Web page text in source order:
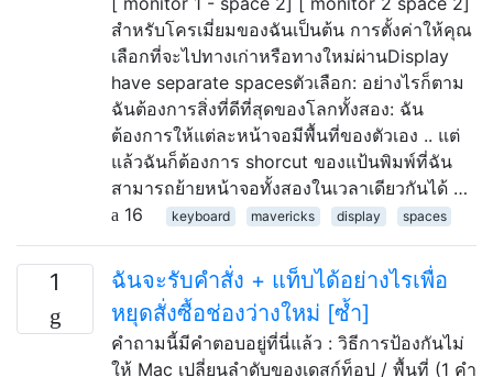
สำหรับโครเมี่ยมของฉันเป็นต้น การตั้งค่าให้คุณ
เลือกที่จะไปทางเก่าหรือทางใหม่ผ่านDisplay
have separate spacesตัวเลือก: อย่างไรก็ตาม
ฉันต้องการสิ่งที่ดีที่สุดของโลกทั้งสอง: ฉัน
ต้องการให้แต่ละหน้าจอมีพื้นที่ของตัวเอง .. แต่
แล้วฉันก็ต้องการ shorcut ของแป้นพิมพ์ที่ฉัน
สามารถย้ายหน้าจอทั้งสองในเวลาเดียวกันได้ …
16
keyboard mavericks display spaces
1
ฉันจะรับคำสั่ง + แท็บได้อย่างไรเพื่อ
หยุดสั่งซื้อช่องว่างใหม่ [ซ้ำ]
คำถามนี้มีคำตอบอยู่ที่นี่แล้ว : วิธีการป้องกันไม่
ให้ Mac เปลี่ยนลำดับของเดสก์ท็อป / พื้นที่ (1 คำ